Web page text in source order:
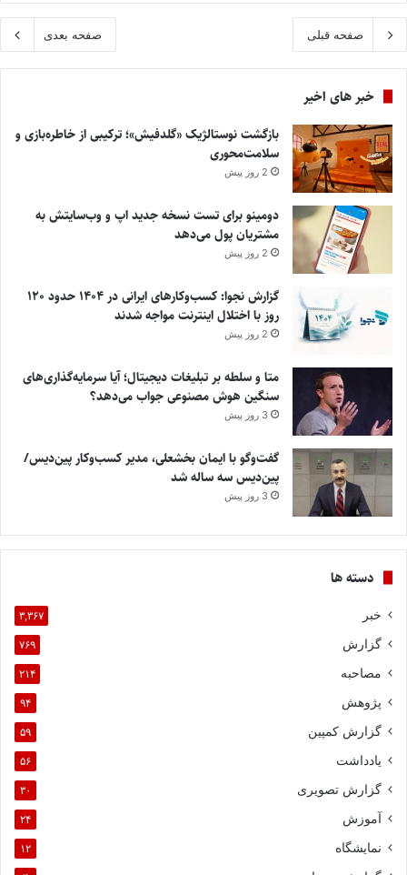
صفحه قبلی صفحه بعدی
خبر های اخیر
بازگشت نوستالژیک «گلدفیش»؛ ترکیبی از خاطره‌بازی و
سلامت‌محوری
2 روز پیش
دومینو برای تست نسخه جدید اپ و وب‌سایتش به
مشتریان پول می‌دهد
2 روز پیش
گزارش نجوا: کسب‌وکارهای ایرانی در ۱۴۰۴ حدود ۱۲۰
روز با اختلال اینترنت مواجه شدند
2 روز پیش
متا و سلطه بر تبلیغات دیجیتال؛ آیا سرمایه‌گذاری‌های
سنگین هوش مصنوعی جواب می‌دهد؟
3 روز پیش
گفت‌وگو با ایمان بخشعلی، مدیر کسب‌وکار پین‌دیس/
پین‌دیس سه ساله شد
3 روز پیش
دسته ها
خبر ۳,۳۶۷
گزارش ۷۶۹
مصاحبه ۲۱۴
پژوهش ۹۴
گزارش کمپین ۵۹
یادداشت ۵۶
گزارش تصویری ۳۰
آموزش ۲۴
نمایشگاه ۱۲